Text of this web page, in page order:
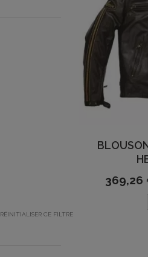
RÉINITIALISER CE FILTRE
369,26